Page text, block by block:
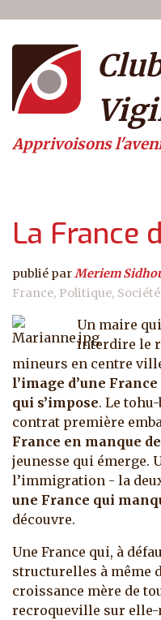
Menu du
Apprivoisons
La France
publié parMeriem
France Politique Société
Un maire
interdire le
mineurs en centre ville
l’image d’une
qui s’impose. Le
contrat première
France en manque
jeunesse qui émerge.
l’immigration - la
une France qui
découvre.
Une France qui, à
structurelles à même
croissance mère de
recroqueville sur elle-